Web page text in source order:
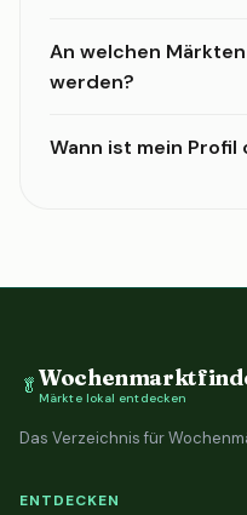
An welchen
werden?
Wann ist mein Profil
🥬 Märkte lokal entdecken
Das Verzeichnis für
ENTDECKEN